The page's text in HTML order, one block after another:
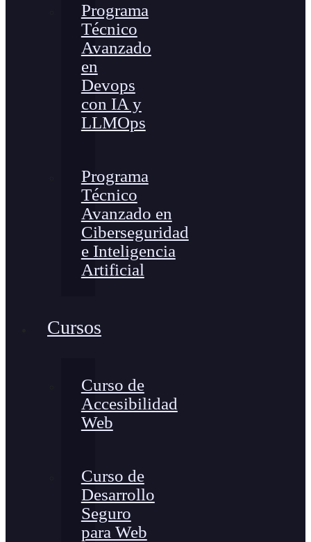
Programa
Técnico
Avanzado
en
Devops
con IA y
LLMOps
Programa
Técnico
Avanzado en
Ciberseguridad
e Inteligencia
Artificial
Cursos
Curso de
Accesibilidad
Web
Curso de
Desarrollo
Seguro
para Web